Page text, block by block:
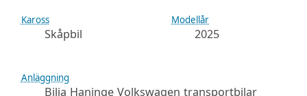
Kaross
Skåpbil
Modellår
2025
Anläggning
Bilia Haninge Volkswagen transportbilar